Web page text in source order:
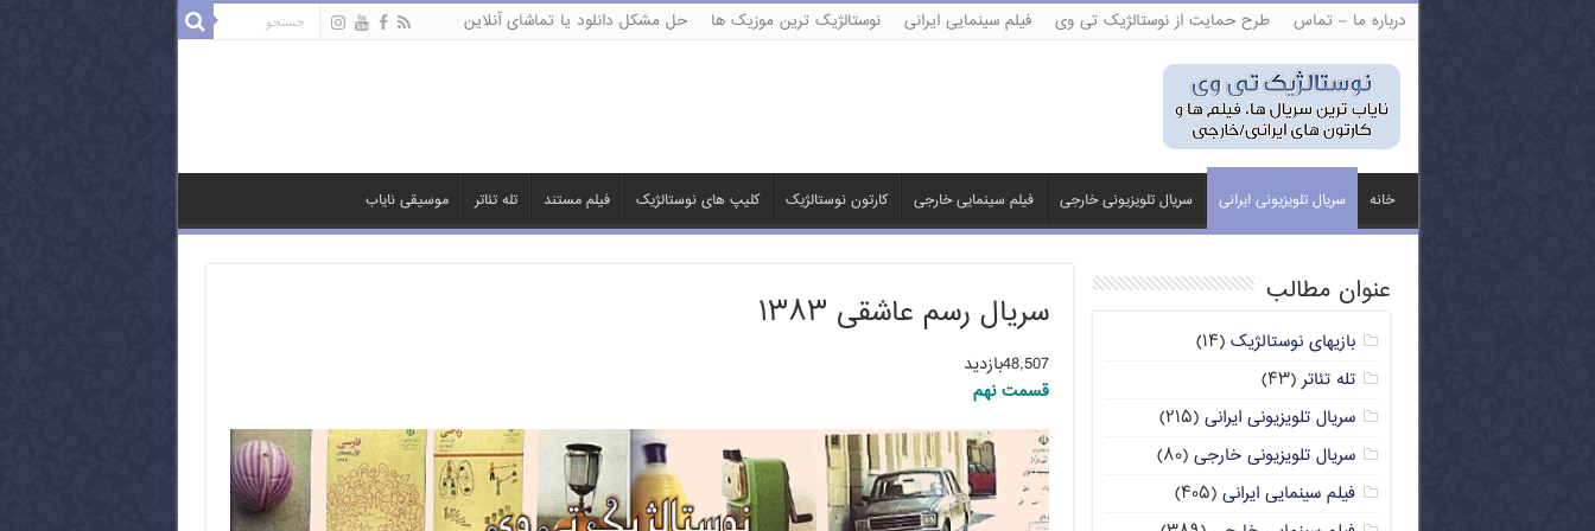
درباره ما – تماس طرح حمایت از نوستالژیک تی وی فیلم سینمایی ایرانی نوستالژیک ترین موزیک ها حل مشکل دانلود یا تماشای آنلاین
خانه سریال تلویزیونی ایرانی سریال تلویزیونی خارجی فیلم سینمایی خارجی کارتون نوستالژیک کلیپ های نوستالژیک فیلم مستند تله تئاتر موسیقی نایاب
سریال رسم عاشقی ۱۳۸۳
48,507بازدید
قسمت نهم
عنوان مطالب
بازیهای نوستالژیک (۱۴)
تله تئاتر(۴۳)
سریال تلویزیونی ایرانی (۲۱۵)
سریال تلویزیونی خارجی (۸۰)
فیلم سینمایی ایرانی (۴۰۵)